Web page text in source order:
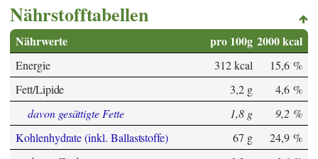
Nährstofftabellen
Nährwerte pro 100g 2000 kcal
Energie 312 kcal
15,6 %
Fett/Lipide
3,2 g
4,6 %
davon gesättigte Fette
1,8 g
9,2 %
Kohlenhydrate (inkl. Ballaststoffe)
67 g
24,9 %